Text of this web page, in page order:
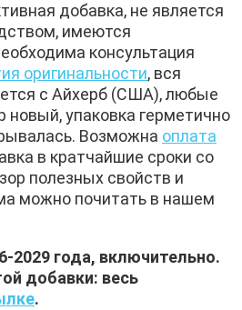
добавка, не является
имеются
консультация
оригинальности, вся
с Айхерб (США), любые
новый, упаковка герметично
Возможна оплата
в кратчайшие сроки со
полезных свойств и
можно почитать в нашем
2029 года, включительно.
добавки: весь
.